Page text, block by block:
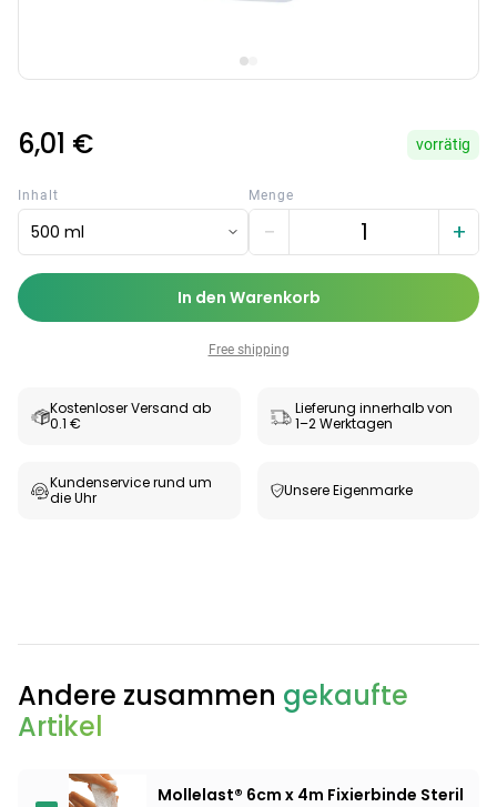
6,01 € vorrätig
Inhalt
500 ml
Menge
− +
In den Warenkorb
Free shipping
Kostenloser Versand ab
0.1 €
Lieferung innerhalb von
1–2 Werktagen
Kundenservice rund um
die Uhr
Unsere Eigenmarke
Andere zusammen gekaufte
Artikel
Mollelast® 6cm x 4m Fixierbinde Steril